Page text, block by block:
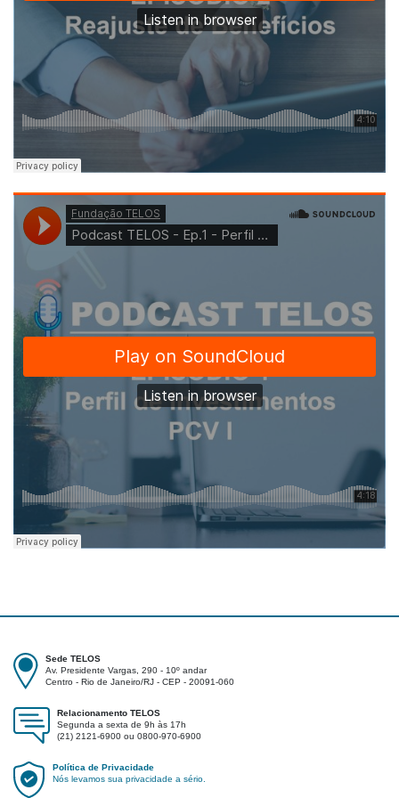
Sede TELOS
Av. Presidente Vargas, 290 - 10º andar
Centro - Rio de Janeiro/RJ - CEP - 20091-060
Relacionamento TELOS
Segunda a sexta de 9h às 17h
(21) 2121-6900 ou 0800-970-6900
Política de Privacidade
Nós levamos sua privacidade a sério.